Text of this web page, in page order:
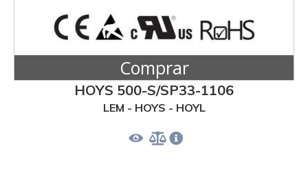
Comprar
HOYS 500-S/SP33-1106
LEM - HOYS - HOYL